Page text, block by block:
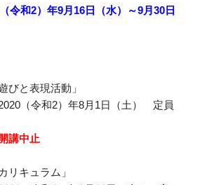
令和2）年9月16日（水）～9月30日
びと表現活動」
2020（令和2）年8月1日（土） 定員
講中止
リキュラム」